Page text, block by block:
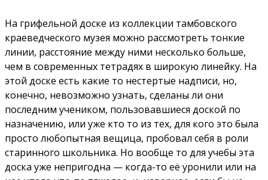
На грифельной доске из коллекции тамбовского
краеведческого музея можно рассмотреть тонкие
линии, расстояние между ними несколько больше,
чем в современных тетрадях в широкую линейку. На
этой доске есть какие то нестертые надписи, но,
конечно, невозможно узнать, сделаны ли они
последним учеником, пользовавшиеся доской по
назначению, или уже кто то из тех, для кого это была
просто любопытная вещица, пробовал себя в роли
старинного школьника. Но вообще то для учебы эта
доска уже непригодна — когда-то её уронили или на